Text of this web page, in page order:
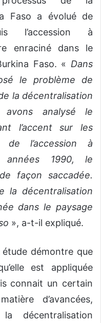
Faso a évolué de
l’accession à
enraciné dans le
Faso. « Dans
le problème de
la décentralisation
analysé le
l’accent sur les
l’accession à
années 1990, le
façon saccadée.
la décentralisation
dans le paysage
», a-t-il expliqué.
démontre que
est appliquée
connait un certain
d’avancées,
décentralisation